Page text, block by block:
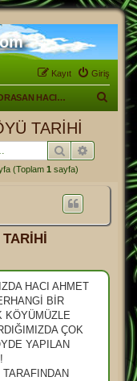
Giriş
Kayıt
HORASAN HACIAHMET KÖYÜ
TARİHİ
Ara
(Toplam 1 sayfa)
HACI AHMET
BİR
KÖYÜMÜZLE
ÇOK
YAPILAN